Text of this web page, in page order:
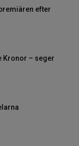
efter
Kronor – seger